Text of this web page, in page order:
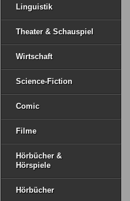
Linguistik
Theater & Schauspiel
Wirtschaft
Science-Fiction
Comic
Filme
Hörbücher &
Hörspiele
Hörbücher